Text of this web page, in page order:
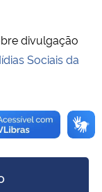
divulgação
Sociais da